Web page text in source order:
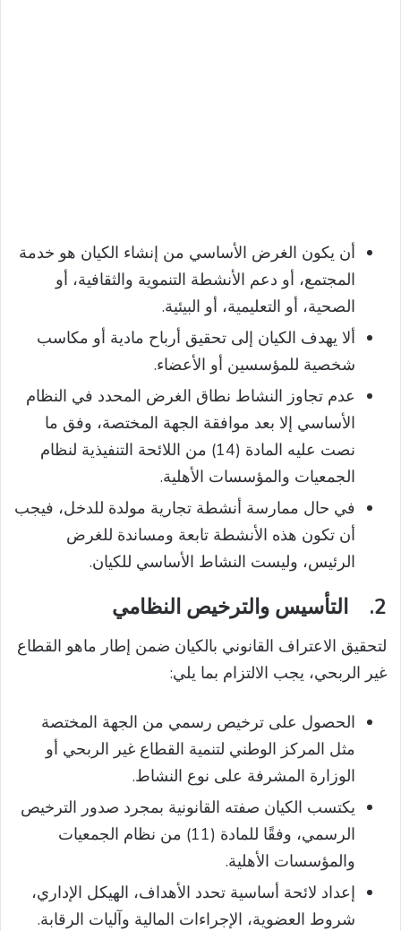
أن يكون الغرض الأساسي من إنشاء الكيان هو خدمة
المجتمع، أو دعم الأنشطة التنموية والثقافية، أو
الصحية، أو التعليمية، أو البيئية.
ألا يهدف الكيان إلى تحقيق أرباح مادية أو مكاسب
شخصية للمؤسسين أو الأعضاء.
عدم تجاوز النشاط نطاق الغرض المحدد في النظام
الأساسي إلا بعد موافقة الجهة المختصة، وفق ما
نصت عليه المادة (14) من اللائحة التنفيذية لنظام
الجمعيات والمؤسسات الأهلية.
في حال ممارسة أنشطة تجارية مولدة للدخل، فيجب
أن تكون هذه الأنشطة تابعة ومساندة للغرض
الرئيس، وليست النشاط الأساسي للكيان.
2. التأسيس والترخيص النظامي
لتحقيق الاعتراف القانوني بالكيان ضمن إطار ماهو القطاع
غير الربحي، يجب الالتزام بما يلي:
الحصول على ترخيص رسمي من الجهة المختصة
مثل المركز الوطني لتنمية القطاع غير الربحي أو
الوزارة المشرفة على نوع النشاط.
يكتسب الكيان صفته القانونية بمجرد صدور الترخيص
الرسمي، وفقًا للمادة (11) من نظام الجمعيات
والمؤسسات الأهلية.
إعداد لائحة أساسية تحدد الأهداف، الهيكل الإداري،
شروط العضوية، الإجراءات المالية وآليات الرقابة.